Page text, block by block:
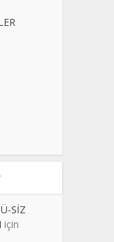
SİZ
için